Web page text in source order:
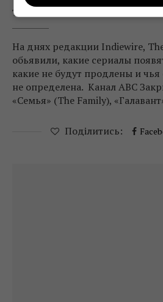
Telekritika
На днях редакции Indiewire,
обьявили, какие сериалы
какие не будут продлены и
не определена. Канал ABC
«Семья» (The Family),
Поділитись: